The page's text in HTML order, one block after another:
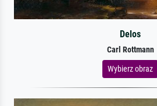
Delos
Carl Rottmann
Wybierz obraz